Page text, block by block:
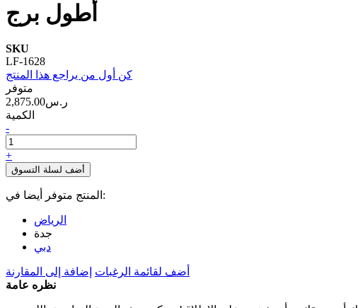
أطول برج
SKU
LF-1628
كن أول من يراجع هذا المنتج
متوفر
2,875.00ر.س‏
الكمية
-
+
أضف لسلة التسوق
المنتج متوفر أيضا في:
الرياض
جدة
دبي
أضف لقائمة الرغبات إضافة إلى المقارنة
نظره عامة